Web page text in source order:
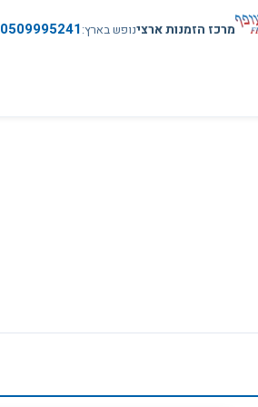
מרכז הזמנות ארצינופש בארץ 0509995241